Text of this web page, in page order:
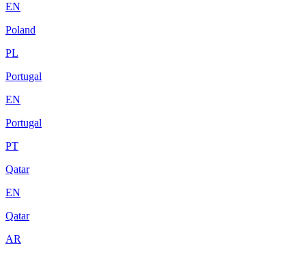
EN
Poland
PL
Portugal
EN
Portugal
PT
Qatar
EN
Qatar
AR